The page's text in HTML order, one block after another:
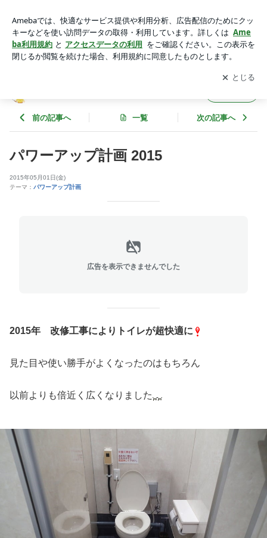
アプリをダウンロードして ブログの更新通知
を受け取りまし
ょう。
開く
前の記事へ 一覧 次の記事へ
パワーアップ計画 2015
2015年05月01日(金)
テーマ： パワーアップ計画
広告を表示できませんでした
2015年 改修工事によりトイレが超快適に
見た目や使い勝手がよくなったのはもちろん
以前よりも倍近く広くなりました